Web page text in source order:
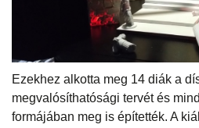
Ezekhez alkotta meg 14 diák a
megvalósíthatósági tervét és
formájában meg is építették. A